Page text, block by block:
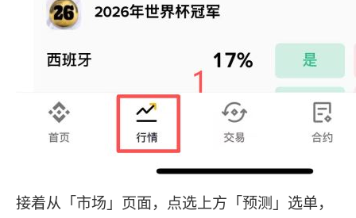
接着从「市场」页面，点选上方「预测」选单，